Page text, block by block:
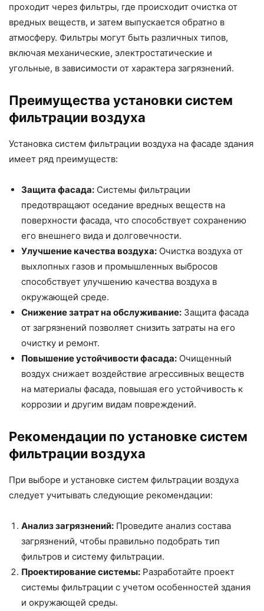
проходит через фильтры, где происходит очистка от
вредных веществ, и затем выпускается обратно в
атмосферу. Фильтры могут быть различных типов,
включая механические, электростатические и
угольные, в зависимости от характера загрязнений.
Преимущества установки систем
фильтрации воздуха
Установка систем фильтрации воздуха на фасаде здания
имеет ряд преимуществ:
Защита фасада: Системы фильтрации
предотвращают оседание вредных веществ на
поверхности фасада, что способствует сохранению
его внешнего вида и долговечности.
Улучшение качества воздуха: Очистка воздуха от
выхлопных газов и промышленных выбросов
способствует улучшению качества воздуха в
окружающей среде.
Снижение затрат на обслуживание: Защита фасада
от загрязнений позволяет снизить затраты на его
очистку и ремонт.
Повышение устойчивости фасада: Очищенный
воздух снижает воздействие агрессивных веществ
на материалы фасада, повышая его устойчивость к
коррозии и другим видам повреждений.
Рекомендации по установке систем
фильтрации воздуха
При выборе и установке систем фильтрации воздуха
следует учитывать следующие рекомендации:
Анализ загрязнений: Проведите анализ состава
загрязнений, чтобы правильно подобрать тип
фильтров и систему фильтрации.
Проектирование системы: Разработайте проект
системы фильтрации с учетом особенностей здания
и окружающей среды.